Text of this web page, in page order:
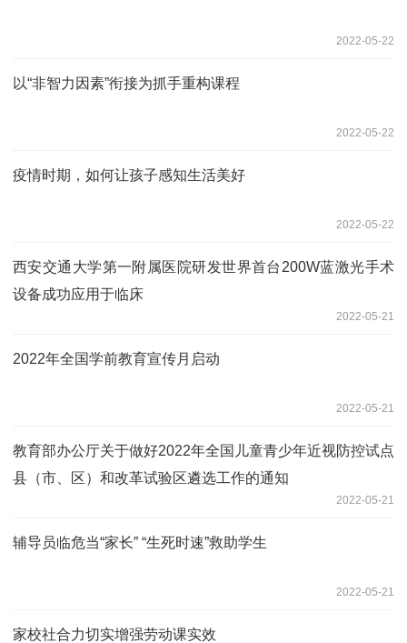
2022-05-22
以“非智力因素”衔接为抓手重构课程
2022-05-22
疫情时期，如何让孩子感知生活美好
2022-05-22
西安交通大学第一附属医院研发世界首台200W蓝激光手术
设备成功应用于临床
2022-05-21
​2022年全国学前教育宣传月启动
2022-05-21
​教育部办公厅关于做好2022年全国儿童青少年近视防控试点
县（市、区）和改革试验区遴选工作的通知
2022-05-21
辅导员临危当“家长” “生死时速”救助学生
2022-05-21
家校社合力切实增强劳动课实效